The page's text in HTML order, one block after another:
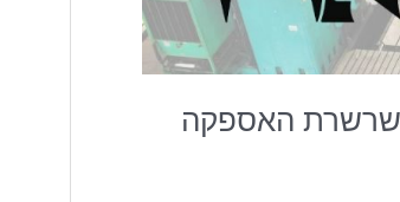
שרשרת האספקה